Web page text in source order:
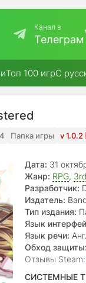
Канал в
Телеграм
Топ 100 игрС
Папка игры v
Дата: 31
Жанр: RPG,
Разработчик:
Издатель:
Тип издания:
Язык
испанский —
(трад.)
Язык речи:
Обход защиты:
Отзывы Steam:
СИСТЕМНЫЕ